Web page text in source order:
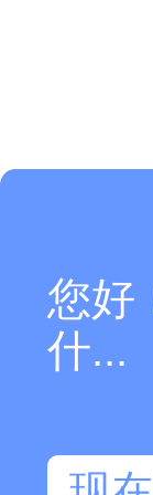
您好
什...